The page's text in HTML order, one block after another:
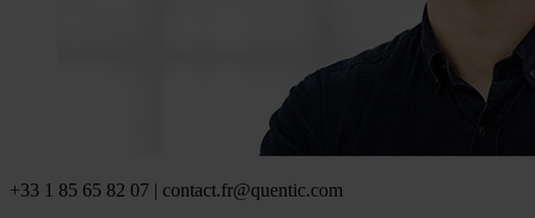
+33 1 85 65 82 07 | contact.fr@quentic.com